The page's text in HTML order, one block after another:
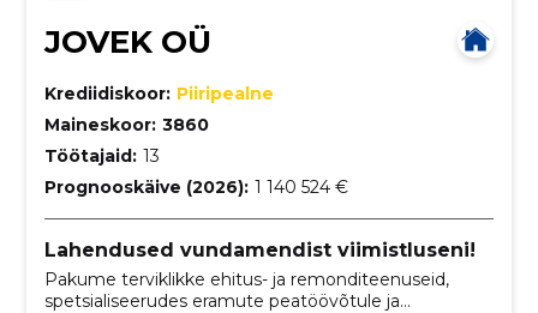
JOVEK OÜ
Krediidiskoor: Piiripealne
Maineskoor: 3860
Töötajaid: 13
Prognooskäive (2026): 1 140 524 €
Lahendused vundamendist viimistluseni!
Pakume terviklikke ehitus- ja remonditeenuseid,
spetsialiseerudes eramute peatöövõtule ja